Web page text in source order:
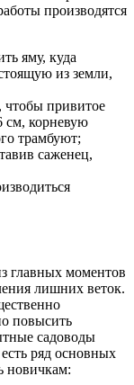
производятся
яму, куда
из земли,
чтобы привитое
см, корневую
трамбуют;
саженец,
главных моментов
лишних веток.
повысить
садоводы
ряд основных
новичкам: